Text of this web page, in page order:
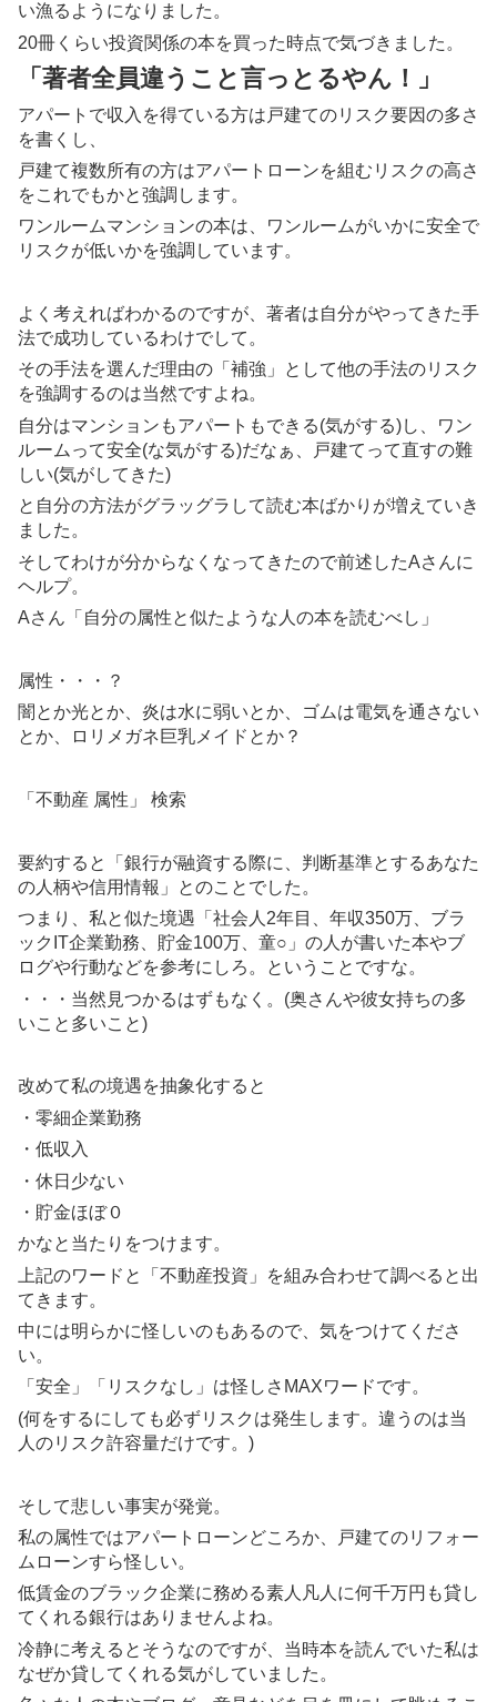
い漁るようになりました。
20冊くらい投資関係の本を買った時点で気づきました。
「著者全員違うこと言っとるやん！」
アパートで収入を得ている方は戸建てのリスク要因の多さ
を書くし、
戸建て複数所有の方はアパートローンを組むリスクの高さ
をこれでもかと強調します。
ワンルームマンションの本は、ワンルームがいかに安全で
リスクが低いかを強調しています。
よく考えればわかるのですが、著者は自分がやってきた手
法で成功しているわけでして。
その手法を選んだ理由の「補強」として他の手法のリスク
を強調するのは当然ですよね。
自分はマンションもアパートもできる(気がする)し、ワン
ルームって安全(な気がする)だなぁ、戸建てって直すの難
しい(気がしてきた)
と自分の方法がグラッグラして読む本ばかりが増えていき
ました。
そしてわけが分からなくなってきたので前述したAさんに
ヘルプ。
Aさん「自分の属性と似たような人の本を読むべし」
属性・・・？
闇とか光とか、炎は水に弱いとか、ゴムは電気を通さない
とか、ロリメガネ巨乳メイドとか？
「不動産 属性」 検索
要約すると「銀行が融資する際に、判断基準とするあなた
の人柄や信用情報」とのことでした。
つまり、私と似た境遇「社会人2年目、年収350万、ブラ
ックIT企業勤務、貯金100万、童○」の人が書いた本やブ
ログや行動などを参考にしろ。ということですな。
・・・当然見つかるはずもなく。(奥さんや彼女持ちの多
いこと多いこと)
改めて私の境遇を抽象化すると
・零細企業勤務
・低収入
・休日少ない
・貯金ほぼ０
かなと当たりをつけます。
上記のワードと「不動産投資」を組み合わせて調べると出
てきます。
中には明らかに怪しいのもあるので、気をつけてくださ
い。
「安全」「リスクなし」は怪しさMAXワードです。
(何をするにしても必ずリスクは発生します。違うのは当
人のリスク許容量だけです。)
そして悲しい事実が発覚。
私の属性ではアパートローンどころか、戸建てのリフォー
ムローンすら怪しい。
低賃金のブラック企業に務める素人凡人に何千万円も貸し
てくれる銀行はありませんよね。
冷静に考えるとそうなのですが、当時本を読んでいた私は
なぜか貸してくれる気がしていました。